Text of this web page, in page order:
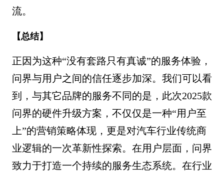
流。
【总结】
正因为这种“没有套路只有真诚”的服务体验，
问界与用户之间的信任逐步加深。我们可以看
到，与其它品牌的服务不同的是，此次2025款
问界的硬件升级方案，不仅仅是一种“用户至
上”的营销策略体现，更是对汽车行业传统商
业逻辑的一次革新性探索。在用户层面，问界
致力于打造一个持续的服务生态系统。在行业